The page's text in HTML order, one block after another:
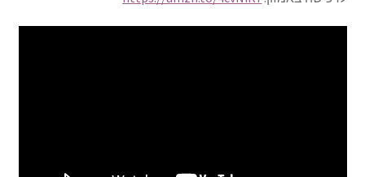
צור קשר